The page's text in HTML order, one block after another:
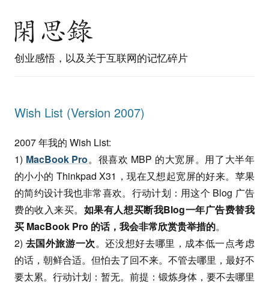
创业感悟，以及关于互联网的记忆碎片
Wish List (Version 2007)
2007 年我的 Wish List:
1) MacBook Pro。很喜欢 MBP 的大宽屏。用了大半年
的小小的 Thinkpad X31，现在又想起宽屏的好来。苹果
的简约设计我也非常喜欢。行动计划：用这个 Blog 广告
费的收入来买。 如果有人想买断我Blog一年广告费替我
买 MacBook Pro 的话，我会非常欣赏贵举措的。
2) 去国外旅游一次。还没想好去哪里，成本低一点考虑
的话，朝鲜合适。但怕去了回不来。不管去哪里，最好不
要太累。行动计划：暂无。前提：锻炼身体，要不去哪里